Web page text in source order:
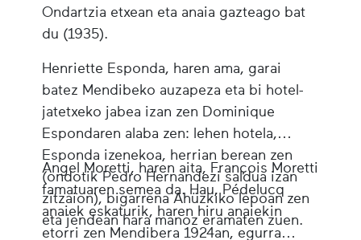
Ondartzia etxean eta anaia gazteago bat
du (1935).
Henriette Esponda, haren ama, garai
batez Mendibeko auzapeza eta bi hotel-
jatetxeko jabea izan zen Dominique
Espondaren alaba zen: lehen hotela,
Esponda izenekoa, herrian berean zen
(ondotik Pedro Hernandezi saldua izan
zitzaion), bigarrena Ahüzkiko lepoan zen
eta jendean hara manoz eramaten zuen.
Angel Moretti, haren aita, François Moretti
famatuaren semea da. Hau, Pédelucq
anaiek eskaturik, haren hiru anaiekin
etorri zen Mendibera 1924an, egurra